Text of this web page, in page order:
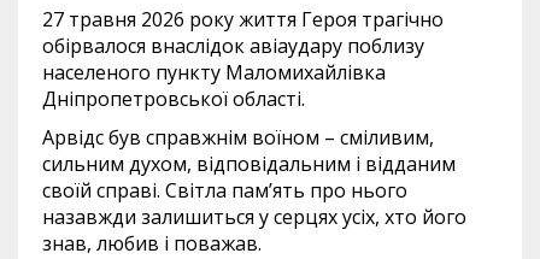
27 травня 2026 року життя Героя трагічно
обірвалося внаслідок авіаудару поблизу
населеного пункту Маломихайлівка
Дніпропетровської області.
Арвідс був справжнім воїном – сміливим,
сильним духом, відповідальним і відданим
своїй справі. Світла пам’ять про нього
назавжди залишиться у серцях усіх, хто його
знав, любив і поважав.